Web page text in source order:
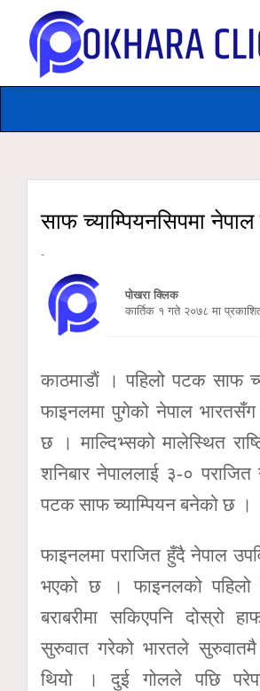
साफ च्याम्पियनसिपमा
-
पोखरा क्लिक
कार्तिक १ गते २०७८ मा
काठमाडाैं । पहिलो पटक साफ
फाइनलमा पुगेको नेपाल भारतसँग
छ । माल्दिभ्सको मालेस्थित
शनिबार नेपाललाई ३-० पराजित
पटक साफ च्याम्पियन बनेको छ ।
फाइनलमा पराजित हुँदै नेपाल
भएको छ । फाइनलको पहिलो
बराबरीमा सकिएपनि दोस्रो
सुरुवात गरेको भारतले
थियो । दुई गोलले पछि